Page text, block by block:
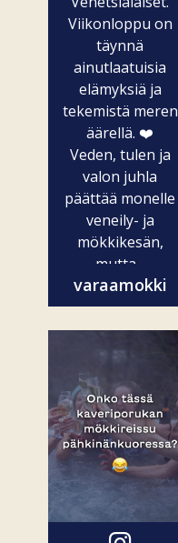
Viikonloppu on
täynnä
ainutlaatuisia
elämyksiä ja
tekemistä meren
äärellä. ❤️
Veden, tulen ja
valon juhla
päättää monelle
veneily- ja
mökkikesän,
mutta...
varaamokki